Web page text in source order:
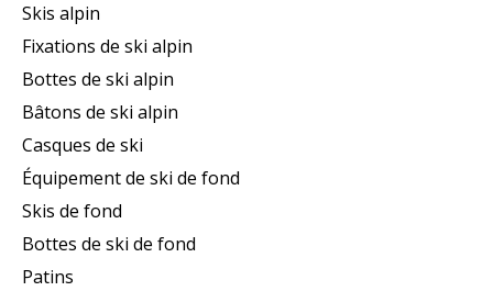
Skis alpin
Fixations de ski alpin
Bottes de ski alpin
Bâtons de ski alpin
Casques de ski
Équipement de ski de fond
Skis de fond
Bottes de ski de fond
Patins